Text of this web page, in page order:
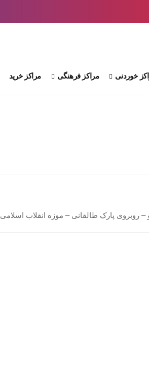
خوردنی مراکز فرهنگی مراکز خرید
روبروی پارک طالقانی – موزه انقلاب اسلامی